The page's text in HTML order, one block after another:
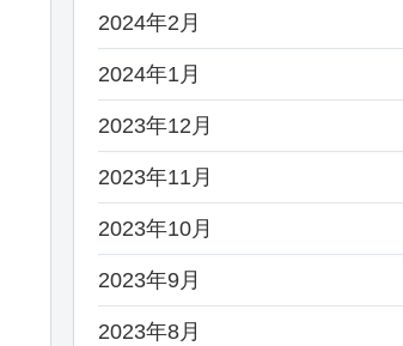
2024年2月
2024年1月
2023年12月
2023年11月
2023年10月
2023年9月
2023年8月